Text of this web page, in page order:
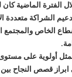
الفترة الماضية كان
الشراكة متعددة
الخاص والمجتمع
أولوية على
ابراز قصص النجاح